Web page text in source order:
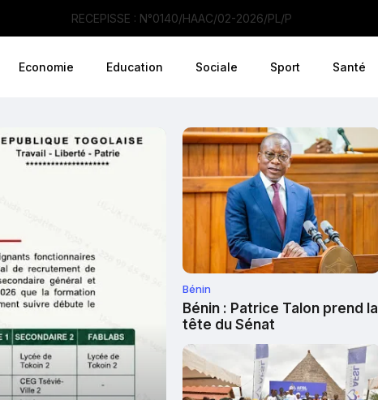
RECEPISSE : N°0140/HAAC/02-2026/PL/P
Economie Education Sociale Sport Santé
Bénin
Bénin : Patrice Talon prend la
tête du Sénat